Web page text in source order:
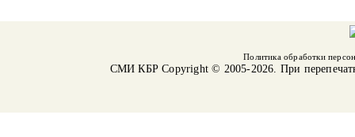
Политика обработки
СМИ КБРCopyright © 2005-2026. При